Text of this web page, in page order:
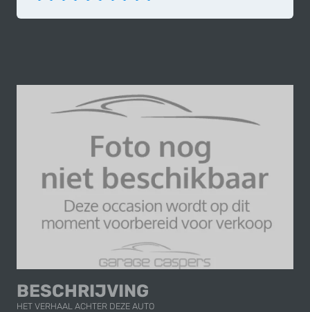
BESCHRIJVING
HET VERHAAL ACHTER DEZE AUTO